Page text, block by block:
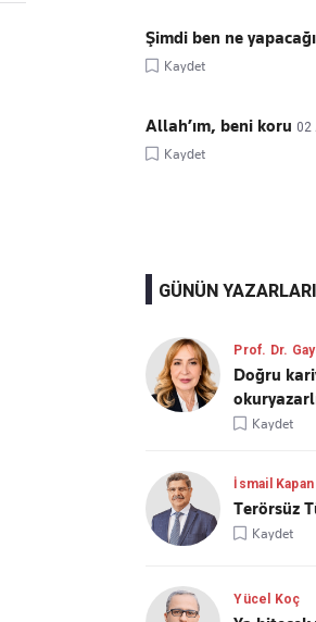
Şimdi ben ne
Kaydet
Allah’ım, beni koru 02
Kaydet
GÜNÜN YAZARLARI
Prof. Dr.
Doğru
Kaydet
İsmail Kapan
Terörsüz
Kaydet
Yücel Koç